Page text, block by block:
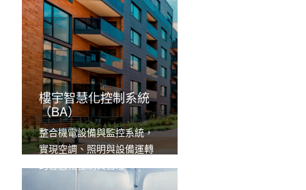
樓宇智慧化控制系統
（BA）
整合機電設備與監控系統，
實現空調、照明與設備運轉